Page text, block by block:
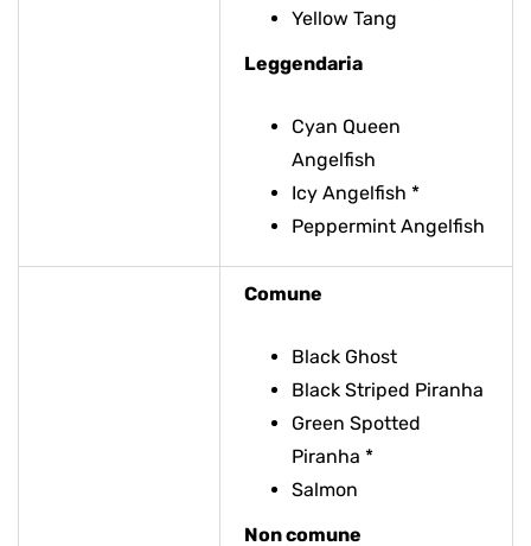
Yellow Tang
Leggendaria
Cyan Queen
Angelfish
Icy Angelfish *
Peppermint Angelfish
Comune
Black Ghost
Black Striped Piranha
Green Spotted
Piranha *
Salmon
Non comune